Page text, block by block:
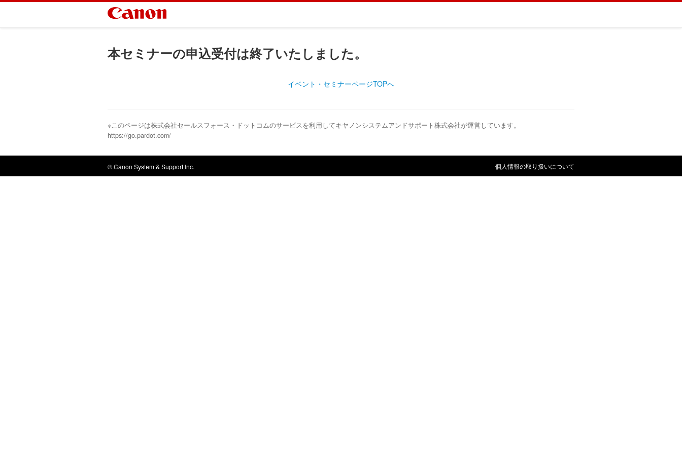
本セミナーの申込受付は終了いたしました。
イベント・セミナーページTOPへ
※このページは株式会社セールスフォース・ドットコムのサービスを利用してキヤノンシステムアンドサポート株式会社が運営しています。
https://go.pardot.com/
個人情報の取り扱いについて
© Canon System & Support Inc.